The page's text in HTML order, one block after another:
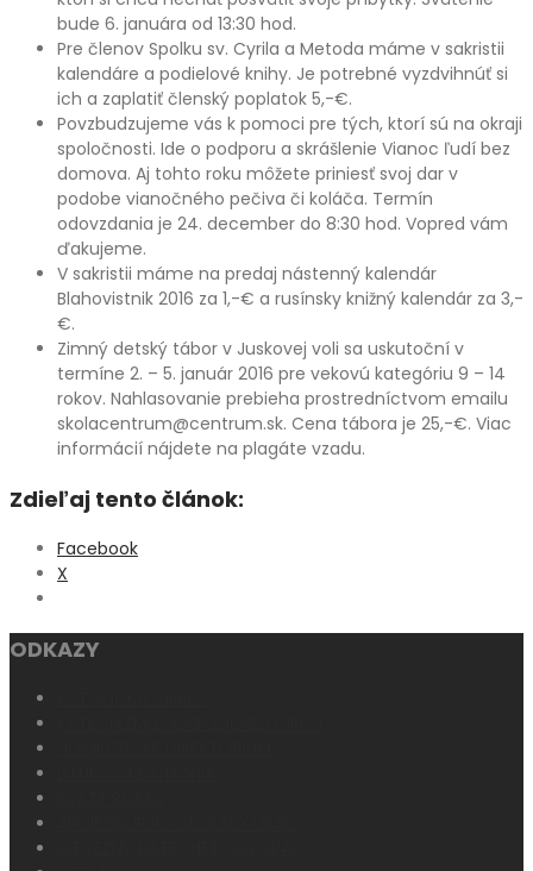
bude 6. januára od 13:30 hod.
Pre členov Spolku sv. Cyrila a Metoda máme v sakristii
kalendáre a podielové knihy. Je potrebné vyzdvihnúť si
ich a zaplatiť členský poplatok 5,-€.
Povzbudzujeme vás k pomoci pre tých, ktorí sú na okraji
spoločnosti. Ide o podporu a skrášlenie Vianoc ľudí bez
domova. Aj tohto roku môžete priniesť svoj dar v
podobe vianočného pečiva či koláča. Termín
odovzdania je 24. december do 8:30 hod. Vopred vám
ďakujeme.
V sakristii máme na predaj nástenný kalendár
Blahovistnik 2016 za 1,-€ a rusínsky knižný kalendár za 3,-
€.
Zimný detský tábor v Juskovej voli sa uskutoční v
termíne 2. – 5. január 2016 pre vekovú kategóriu 9 – 14
rokov. Nahlasovanie prebieha prostredníctvom emailu
skolacentrum@centrum.sk. Cena tábora je 25,-€. Viac
informácií nájdete na plagáte vzadu.
Zdieľaj tento článok:
Facebook
X
ODKAZY